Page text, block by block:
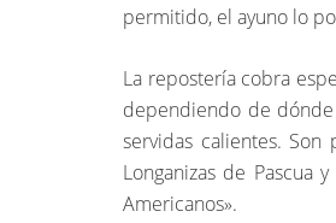
permitido, el ayuno lo
La repostería cobra
dependiendo de
servidas calientes. Son
Longanizas de Pascua
Americanos».